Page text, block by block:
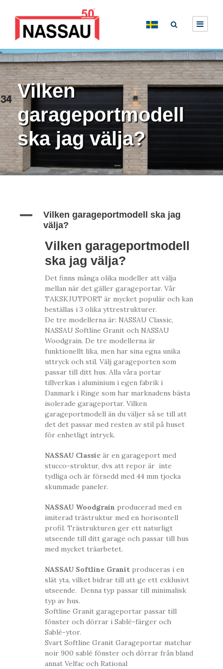
Vilken
garageportmodell
ska jag välja?
A
Vilken garageportmodell ska jag
välja?
Vilken garageportmodell
ska jag välja?
Det finns många olika modeller att välja
mellan när det gäller garageportar. Vår
TAKSKJUTPORT är mycket populär och kan
beställas i 3 olika yttrestrukturer.
De tre modellerna är: NASSAU Classic,
NASSAU Softline Granit och NASSAU
Woodgrain. De tre modellerna är
funktionellt lika, men har sina egna unika
uttryck och stil. Välj garageporten som
passar till ditt hus. Alla våra portar
tillverkas i aluminium i egen fabrik i
Danmark i Ringe som har marknadens bästa
isolerade garageportar. Vilken
garageportmodell än du väljer så se till att
det det passar med resten av stil på huset
för enhetligt intryck.
NASSAU Classic är en garageport med
stucco-struktur, dvs att repor är inte
tydliga och är försedd med 44 mm tjocka
skummade paneler.
NASSAU Woodgrain producerad med en
imiterad trästruktur med en horisontell
profil. Trästrukturen ger ett naturligt
utseende till ditt garage och passar till hus
med mycket träarbetet.
NASSAU Softline Granit produceras i en
slät yta, vilket bidrar till att ge ett exklusivt
utseende. Denna typ passar till minimalisk
typ av hus.
Softline Granit garageportar passar till
fönster och dörrar i Sablé-färger och
Sablé-ytor.
Svart Softline Granit Garageportar matchar
noir 900 sablé fönster och dörrar från bland
annat Velfac och Rational